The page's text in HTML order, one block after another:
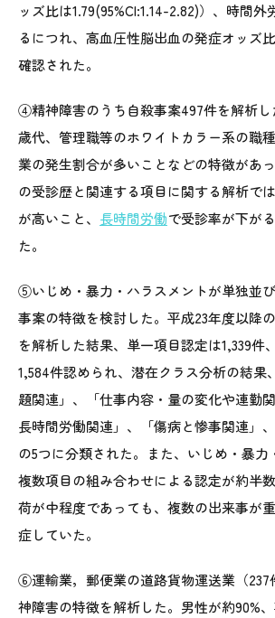
ッズ比は1.79(95%CI:1.14-2.82)）、時間
るにつれ、高血圧性脳出血の発症オッズ
確認された。
④精神障害のうち自殺事案497件を解析し
歳代、管理職等のホワイトカラー系の職
業の発生割合が多いことなどの特徴があ
の受診歴と関連する項目に関する解析で
が高いこと、 長時間労働で受診率が下が
た。
⑤いじめ・暴力・ハラスメントが単独並
事案の特徴を検討した。平成23年度以降
を解析した結果、単一項目認定は1,339件
1,584件認められ、潜在クラス分析の結果
題関連」、「仕事内容・量の変化や連勤
長時間労働関連」、「傷病と惨事関連」
の5つに分類された。また、いじめ・暴力
複数項目の組み合わせによる認定が約半
荷が中程度であっても、複数の出来事が
症していた。
⑥運輸業，郵便業の道路貨物運送業（237
神障害の特徴を解析した。男性が約90%